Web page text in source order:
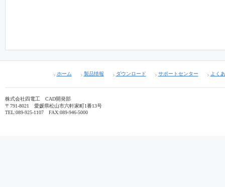
ホーム 製品情報 ダウンロード サポートセンター よく
株式会社四電工 CAD開発部
〒791-8021 愛媛県松山市六軒家町1番13号
TEL:089-925-1107 FAX:089-946-5000